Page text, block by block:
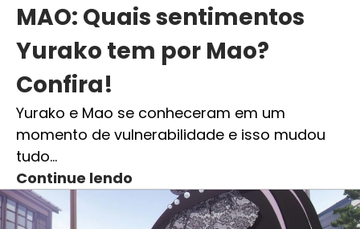
MAO: Quais sentimentos
Yurako tem por Mao?
Confira!
Yurako e Mao se conheceram em um
momento de vulnerabilidade e isso mudou
tudo…
Continue lendo